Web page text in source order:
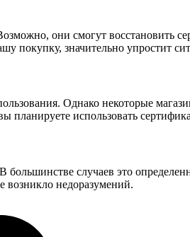
они смогут восстановить
покупку, значительно упростит
Однако некоторые
планируете использовать
случаев это
возникло недоразумений.